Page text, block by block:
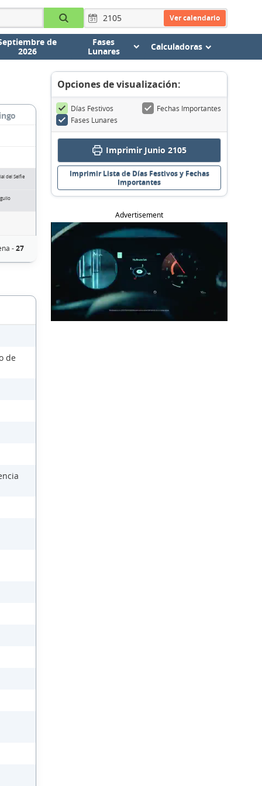
Ver calendario
de
2026
Fases
Lunares
Calculadoras
del Selfie
-27
de
Opciones de visualización:
Días Festivos
Fechas Importantes
Fases Lunares
Imprimir Junio 2105
Imprimir Lista de Días Festivos y Fechas
Importantes
Advertisement